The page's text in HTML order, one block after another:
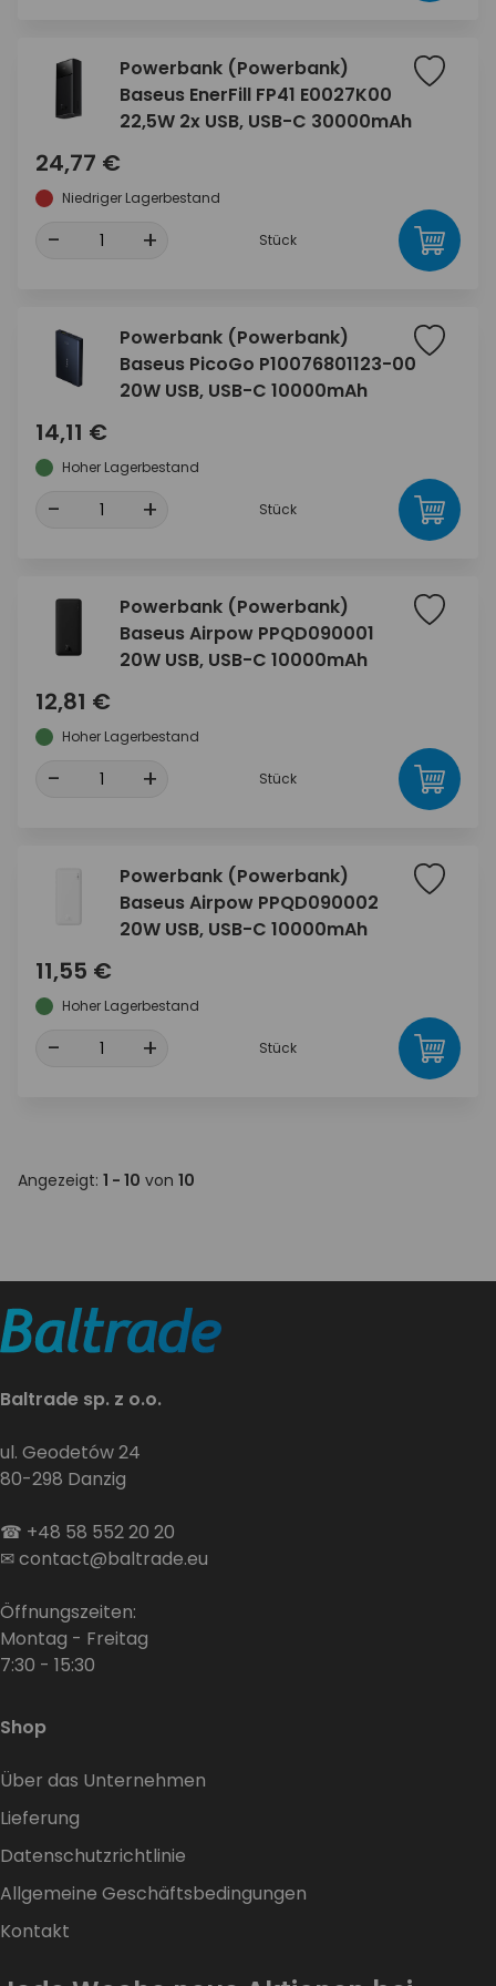
Powerbank (Powerbank)
Baseus EnerFill FP41 E0027K00
22,5W 2x USB, USB-C 30000mAh
24,77 €
Niedriger Lagerbestand
- + Stück
Powerbank (Powerbank)
Baseus PicoGo P10076801123-00
20W USB, USB-C 10000mAh
14,11 €
Hoher Lagerbestand
- + Stück
Powerbank (Powerbank)
Baseus Airpow PPQD090001
20W USB, USB-C 10000mAh
12,81 €
Hoher Lagerbestand
- + Stück
Powerbank (Powerbank)
Baseus Airpow PPQD090002
20W USB, USB-C 10000mAh
11,55 €
Hoher Lagerbestand
- + Stück
Angezeigt: 1 - 10 von 10
Baltrade sp. z o.o.
ul. Geodetów 24
80-298 Danzig
☎ +48 58 552 20 20
✉contact@baltrade.eu
Öffnungszeiten:
Montag - Freitag
7:30 - 15:30
Shop
Über das Unternehmen
Lieferung
Datenschutzrichtlinie
Allgemeine Geschäftsbedingungen
Kontakt